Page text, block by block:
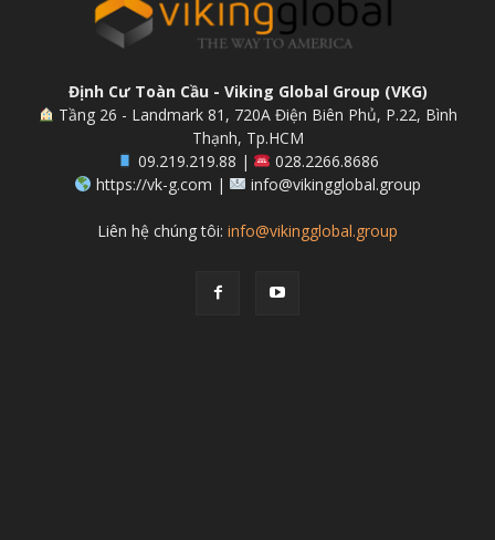
Định Cư Toàn Cầu - Viking Global Group (VKG)
Tầng 26 - Landmark 81, 720A Điện Biên Phủ, P.22, Bình
Thạnh, Tp.HCM
09.219.219.88 |
028.2266.8686
https://vk-g.com |
info@vikingglobal.group
Liên hệ chúng tôi: info@vikingglobal.group